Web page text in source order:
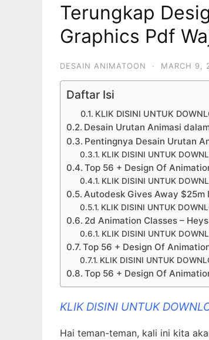
Terungkap
Graphics Pdf
DESAIN ANIMATOON · MARCH 9,
Daftar Isi
KLIK DISINI UNTUK
Desain Urutan Animasi
Pentingnya Desain Urutan
KLIK DISINI UNTUK
Top 56 + Design Of
KLIK DISINI UNTUK
Autodesk Gives Away
KLIK DISINI UNTUK
2d Animation Classes –
KLIK DISINI UNTUK
Top 56 + Design Of
KLIK DISINI UNTUK
Top 56 + Design Of
KLIK DISINI UNTUK
Hai teman-teman, kali ini kita